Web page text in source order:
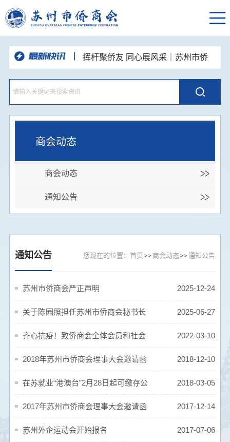
挥杆聚侨友 同心展风采｜苏州市侨
商会高尔夫球队“达梦杯”高球联谊赛圆
满举办
“和声咏华章·同心向未来”苏州统一战
线主题歌会举办 市侨商会登台唱响侨
心颂姑苏
深耕走访凝合力，资源互通促发展—
苏州市侨商会走进新晋理事单位开展企
业走访交流活动
党建引领侨校联动 携手共话发展新
篇—苏州市侨商会走进东南大学苏州校
区开展主题党日活动
品人居智慧 悟空间之道--苏州市侨商
会人居环境与空间布局国学沙龙顺利举
聚力侨心 接续奋进--苏州市侨商会四
商会动态
商会动态
通知公告
通知公告 您现在的位置：首页 商会动态 通知公告
苏州市侨商会严正声明 2025-12-24
关于陈园照担任苏州市侨商会秘书长
的通告
2025-06-27
齐心抗疫！致侨商会全体会员和社会
各界人士的倡议书
2022-03-10
2018年苏州市侨商会理事大会邀请函 2018-12-10
在苏就业“港澳台”2月28日起可缴存公
积金
2018-03-05
2017年苏州市侨商会理事大会邀请函 2017-12-14
苏州外企运动会开始报名 2017-07-06